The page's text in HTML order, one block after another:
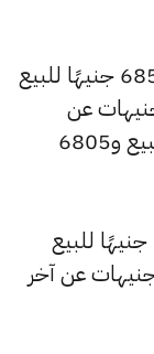
كما شهد سعر عيار 21 ارتفاعًا ليصبح 6850 جنيهًا للبيع
للشراء، بزيادة قدرها 5 جنيهات عن
السعر السابق الذي بلغ 6845 جنيهًا للبيع و6805
وانخفض سعر عيار 18 ليصل إلى 5870 جنيهًا للبيع
جنيهًا للشراء، بتراجعًا قيمته 0 جنيهات عن آخر